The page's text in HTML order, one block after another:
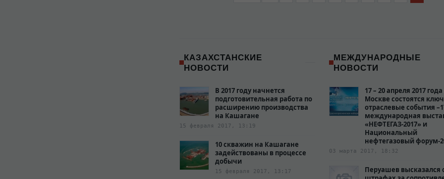
КАЗАХСТАНСКИЕ
НОВОСТИ
В 2017 году начнется
подготовительная работа по
расширению производства
на Кашагане
15 февраля 2017, 13:19
10 скважин на Кашагане
задействованы в процессе
добычи
15 февраля 2017, 13:17
МЕЖДУНАРОДНЫЕ
НОВОСТИ
17 – 20 апреля 2017 года
Москве состоятся
отраслевые события
международная
«НЕФТЕГАЗ-2017» и
Национальный
нефтегазовый форум-
03 марта 2017, 18:32
Перуашев высказался